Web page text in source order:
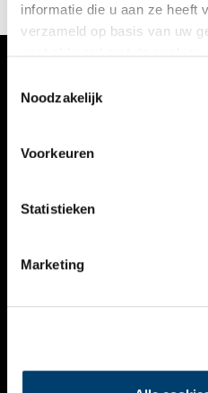
informatie die u aan ze heeft
verzameld op basis van uw
Noodzakelijk
Voorkeuren
Statistieken
Marketing
VERHALEN
KALENDER
THEMA’S
VIDEO’S
CONTACT